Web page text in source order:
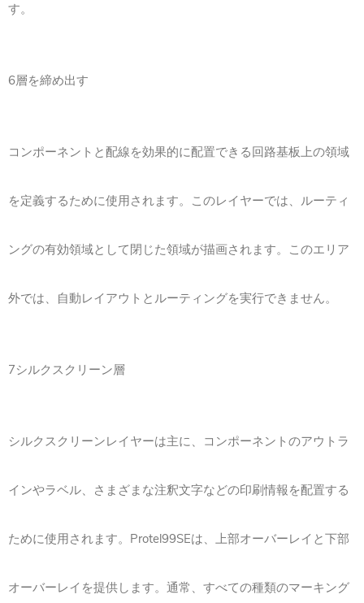
す。
6層を締め出す
コンポーネントと配線を効果的に配置できる回路基板上の領域
を定義するために使用されます。このレイヤーでは、ルーティ
ングの有効領域として閉じた領域が描画されます。このエリア
外では、自動レイアウトとルーティングを実行できません。
7シルクスクリーン層
シルクスクリーンレイヤーは主に、コンポーネントのアウトラ
インやラベル、さまざまな注釈文字などの印刷情報を配置する
ために使用されます。Protel99SEは、上部オーバーレイと下部
オーバーレイを提供します。通常、すべての種類のマーキング